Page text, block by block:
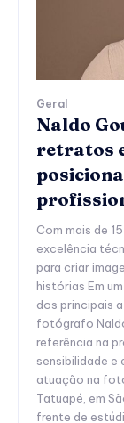
Geral
Naldo
retratos
Com mais de
excelência
para criar
histórias Em
dos principais
fotógrafo
referência na
sensibilidade e
atuação na
Tatuapé, em
frente de